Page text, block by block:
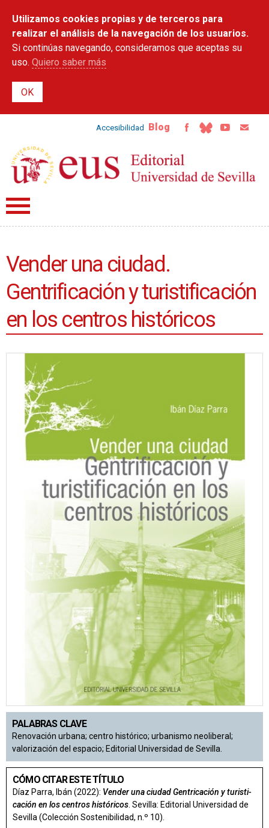
contenido
principal
Utilizamos cookies propias y de terceros para
realizar el análisis de la navegación de los usuarios.
Si continúas navegando, consideramos que aceptas su
uso. Quiero saber más
Accesibilidad Blog
Vender una ciudad.
Gentrificación y turistificación
en los centros históricos
PALABRAS CLAVE
Renovación urbana; centro histórico; urbanismo neoliberal;
valorización del espacio; Editorial Universidad de Sevilla.
CÓMO CITAR ESTE TÍTULO
Díaz Parra, Ibán (2022): Vender una ciudad Gentri­cación y turisti­
cación en los centros históricos . Sevilla: Editorial Universidad de
Sevilla (Colección Sostenibilidad, n.º 10).